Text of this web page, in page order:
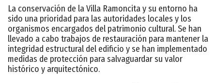
La conservación de la Villa Ramoncita y su entorno ha
sido una prioridad para las autoridades locales y los
organismos encargados del patrimonio cultural. Se han
llevado a cabo trabajos de restauración para mantener la
integridad estructural del edificio y se han implementado
medidas de protección para salvaguardar su valor
histórico y arquitectónico.